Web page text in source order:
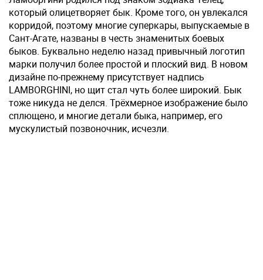
который олицетворяет бык. Кроме того, он увлекался
корридой, поэтому многие суперкары, выпускаемые в
Сант-Агате, названы в честь знаменитых боевых
быков. Буквально неделю назад привычный логотип
марки получил более простой и плоский вид. В новом
дизайне по-прежнему присутствует надпись
LAMBORGHINI, но щит стал чуть более широкий. Бык
тоже никуда не делся. Трёхмерное изображение было
сплющено, и многие детали быка, например, его
мускулистый позвоночник, исчезли.